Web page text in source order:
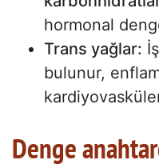
hormonal
Trans yağlar:
bulunur,
Denge